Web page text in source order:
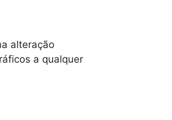
alteração
a qualquer